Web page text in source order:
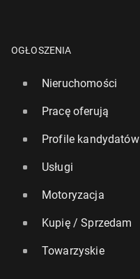
OGŁOSZENIA
Nieruchomości
Pracę oferują
Profile kandydatów
Usługi
Motoryzacja
Kupię / Sprzedam
Towarzyskie